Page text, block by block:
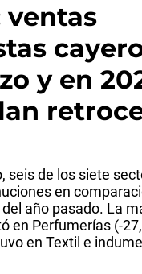
ventas
y en
seis de los siete
en
año pasado. La
en Perfumerías (-
en Textil e